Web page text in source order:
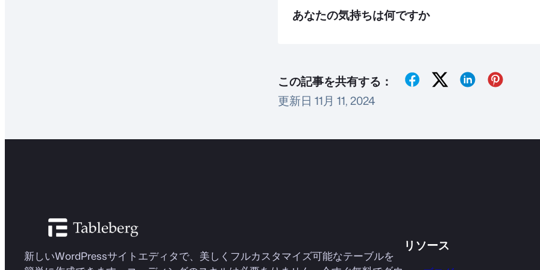
あなたの気持ちは何ですか
この記事を共有する：
更新日 11月 11, 2024
新しいWordPressサイトエディタで、美しくフルカスタマイズ可能なテーブルを
リソース